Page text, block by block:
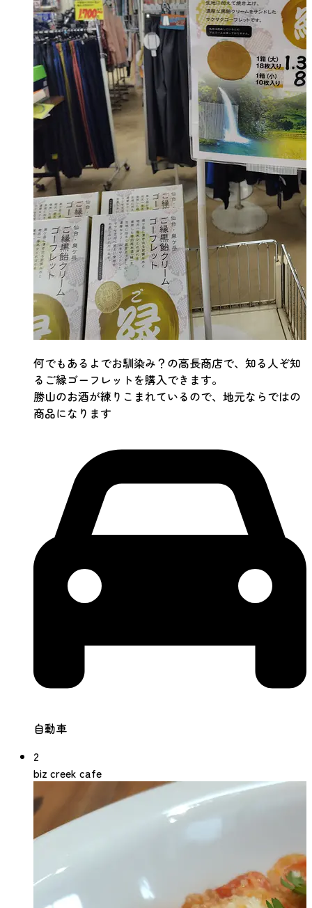
何でもあるよでお馴染み？の高長商店で、知る人ぞ知
るご縁ゴーフレットを購入できます。
勝山のお酒が練りこまれているので、地元ならではの
商品になります
自動車
2
biz creek cafe